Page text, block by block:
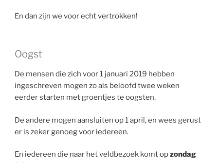
En dan zijn we voor echt vertrokken!
Oogst
De mensen die zich voor 1 januari 2019 hebben
ingeschreven mogen zo als beloofd twee weken
eerder starten met groentjes te oogsten.
De andere mogen aansluiten op 1 april, en wees gerust
er is zeker genoeg voor iedereen.
En iedereen die naar het veldbezoek komt opzondag